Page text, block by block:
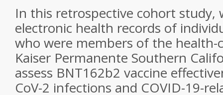
In this retrospective cohort study,
electronic health records of
who were members of the health-
Kaiser Permanente Southern
assess BNT162b2 vaccine
CoV-2 infections and COVID-19-